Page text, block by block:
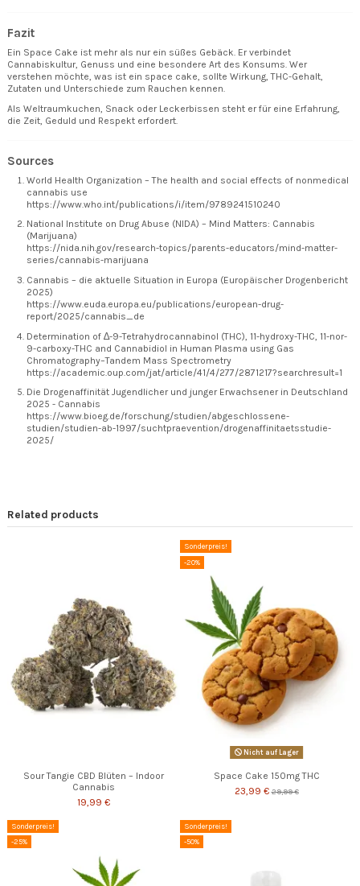
Fazit
Ein Space Cake ist mehr als nur ein süßes Gebäck. Er verbindet
Cannabiskultur, Genuss und eine besondere Art des Konsums. Wer
verstehen möchte, was ist ein space cake, sollte Wirkung, THC-Gehalt,
Zutaten und Unterschiede zum Rauchen kennen.
Als Weltraumkuchen, Snack oder Leckerbissen steht er für eine Erfahrung,
die Zeit, Geduld und Respekt erfordert.
Sources
World Health Organization – The health and social effects of nonmedical
cannabis use
https://www.who.int/publications/i/item/9789241510240
National Institute on Drug Abuse (NIDA) – Mind Matters: Cannabis
(Marijuana)
https://nida.nih.gov/research-topics/parents-educators/mind-matter-
series/cannabis-marijuana
Cannabis – die aktuelle Situation in Europa (Europäischer Drogenbericht
2025)
https://www.euda.europa.eu/publications/european-drug-
report/2025/cannabis_de
Determination of ∆-9-Tetrahydrocannabinol (THC), 11-hydroxy-THC, 11-nor-
9-carboxy-THC and Cannabidiol in Human Plasma using Gas
Chromatography–Tandem Mass Spectrometry
https://academic.oup.com/jat/article/41/4/277/2871217?searchresult=1
Die Drogenaffinität Jugendlicher und junger Erwachsener in Deutschland
2025 - Cannabis
https://www.bioeg.de/forschung/studien/abgeschlossene-
studien/studien-ab-1997/suchtpraevention/drogenaffinitaetsstudie-
2025/
Related products
Sour Tangie CBD Blüten – Indoor
Cannabis
19,99 €
Sonderpreis!
-20%
Nicht auf Lager
Space Cake 150mg THC
23,99 €29,99 €
Sonderpreis!
-25%
Sonderpreis!
-50%